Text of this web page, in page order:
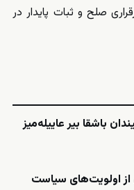
صلح و ثبات پایدار در
باشقا بیر عاییله‌میز
از اولویت‌های سیاست